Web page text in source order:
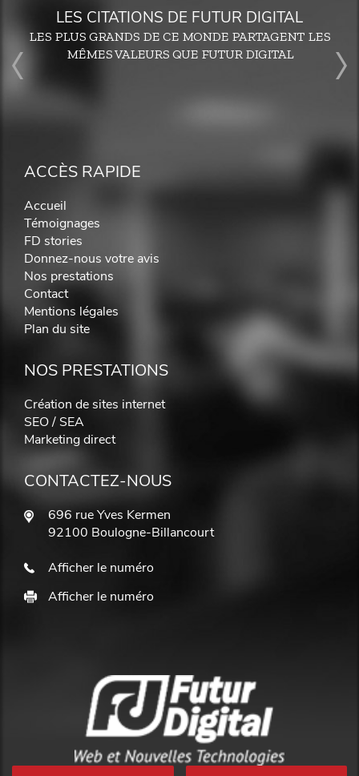
LES CITATIONS DE FUTUR DIGITAL
LES PLUS GRANDS DE CE MONDE PARTAGENT LES
MÊMES VALEURS QUE FUTUR DIGITAL
ACCÈS RAPIDE
Accueil
Témoignages
FD stories
Donnez-nous votre avis
Nos prestations
Contact
Mentions légales
Plan du site
NOS PRESTATIONS
Création de sites internet
SEO / SEA
Marketing direct
CONTACTEZ-NOUS
696 rue Yves Kermen
92100 Boulogne-Billancourt
Afficher le numéro
Afficher le numéro